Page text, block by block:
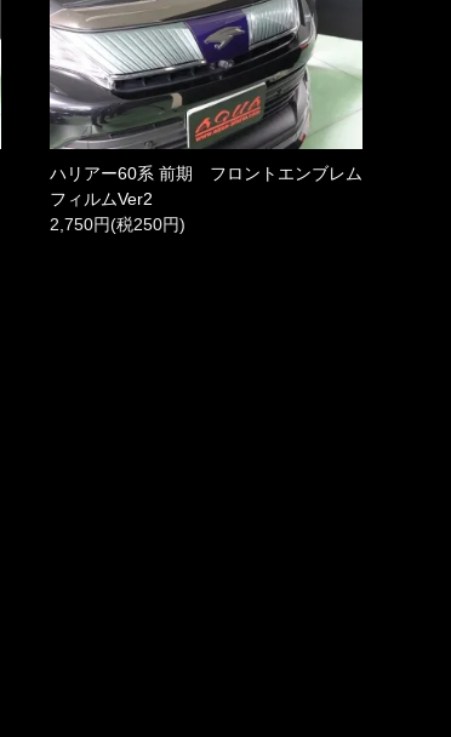
ハリアー60系 前期 フロントエンブレム
フィルムVer2
2,750円(税250円)